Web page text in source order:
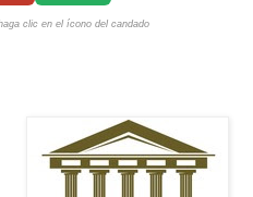
clic en el ícono del candado